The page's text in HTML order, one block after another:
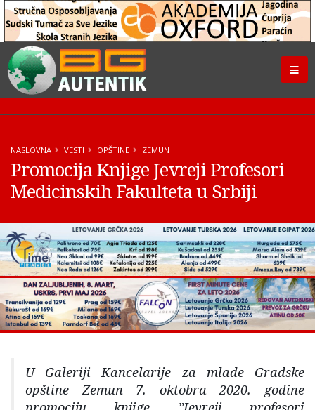
NASLOVNA VESTI OPŠTINE ZEMUN
Promocija Knjige Jevreji Profesori
Medicinskih Fakulteta u Srbiji
U Galeriji Kancelarije za mlade Gradske
opštine Zemun 7. oktobra 2020. godine